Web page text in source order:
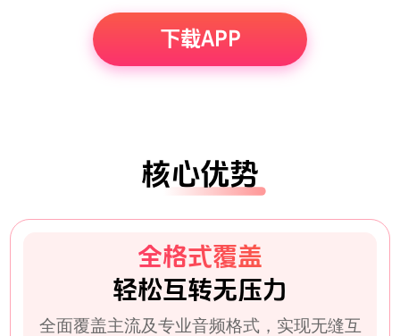
下载APP
核心优势
全格式覆盖
轻松互转无压力
全面覆盖主流及专业音频格式，实现无缝互